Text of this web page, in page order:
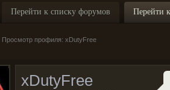
Перейти к списку форумов Перейти
Просмотр профиля: xDutyFree
xDutyFree